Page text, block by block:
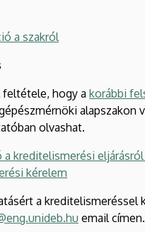
a szakról
hogy a korábbi
olvashat.
kreditelismerési
kérelem
a kreditelismeréssel
email címen.